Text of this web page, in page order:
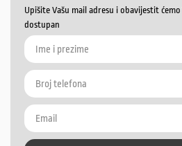
Upišite Vašu mail adresu i obavijestit
dostupan